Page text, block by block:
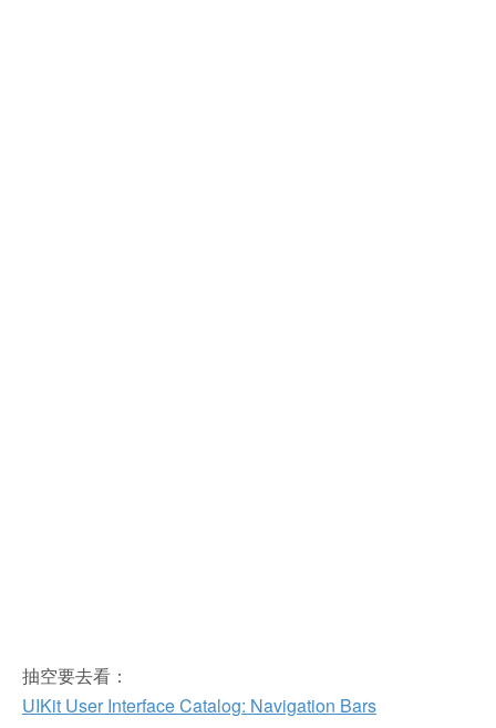
抽空要去看：
UIKit User Interface Catalog: Navigation Bars